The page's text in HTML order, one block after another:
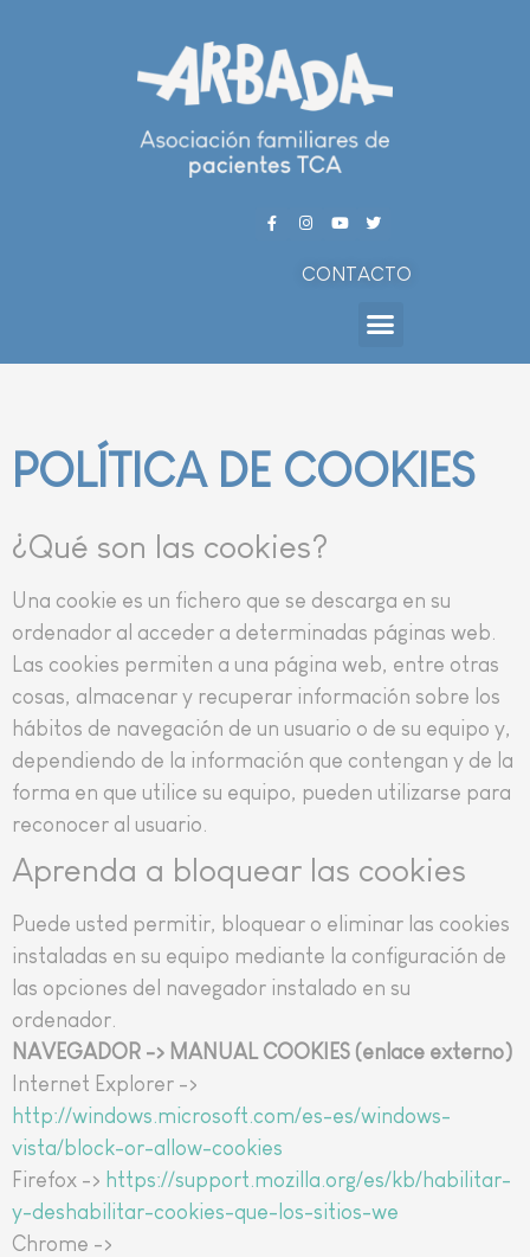
CONTACTO
POLÍTICA DE COOKIES
¿Qué son las cookies?
Una cookie es un fichero que se descarga en su
ordenador al acceder a determinadas páginas web.
Las cookies permiten a una página web, entre otras
cosas, almacenar y recuperar información sobre los
hábitos de navegación de un usuario o de su equipo y,
dependiendo de la información que contengan y de la
forma en que utilice su equipo, pueden utilizarse para
reconocer al usuario.
Aprenda a bloquear las cookies
Puede usted permitir, bloquear o eliminar las cookies
instaladas en su equipo mediante la configuración de
las opciones del navegador instalado en su
ordenador.
NAVEGADOR -> MANUAL COOKIES (enlace externo)
Internet Explorer ->
http://windows.microsoft.com/es-es/windows-
vista/block-or-allow-cookies
Firefox -> https://support.mozilla.org/es/kb/habilitar-
y-deshabilitar-cookies-que-los-sitios-we
Chrome ->